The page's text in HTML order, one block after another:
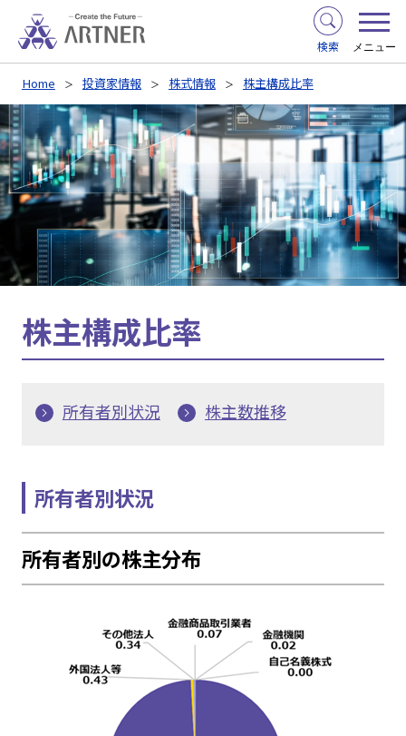
検索 メニュー
Home 投資家情報 株式情報 株主構成比率
株主構成比率
所有者別状況 株主数推移
所有者別状況
所有者別の株主分布